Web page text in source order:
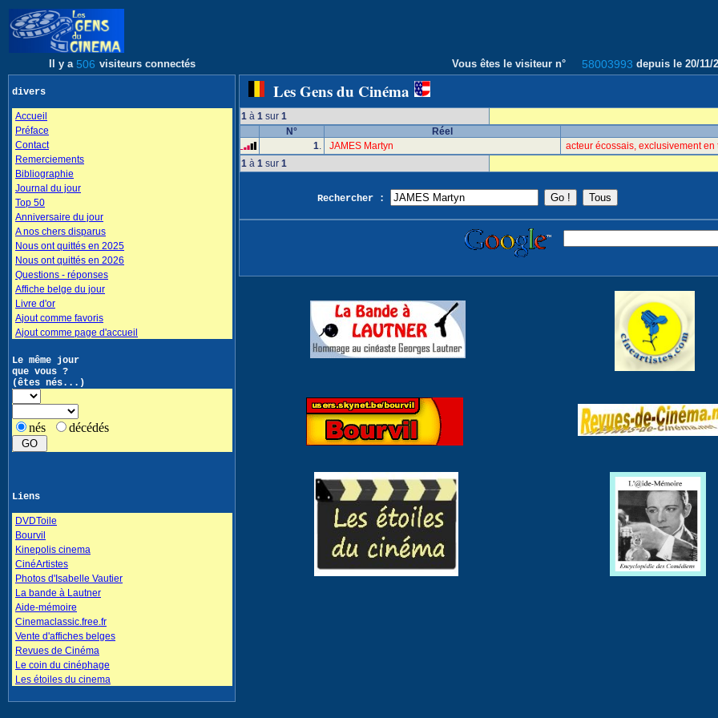
Il y a 506 visiteurs connectés Vous êtes le visiteur n° 58003993 depuis le 20/11/
divers
Accueil
Préface
Contact
Remerciements
Bibliographie
Journal du jour
Top 50
Anniversaire du jour
A nos chers disparus
Nous ont quittés en 2025
Nous ont quittés en 2026
Questions - réponses
Affiche belge du jour
Livre d'or
Ajout comme favoris
Ajout comme page d'accueil
Le même jour
que vous ?
(êtes nés...)
nés décédés
Liens
DVDToile
Bourvil
Kinepolis cinema
CinéArtistes
Photos d'Isabelle Vautier
La bande à Lautner
Aide-mémoire
Cinemaclassic.free.fr
Vente d'affiches belges
Revues de Cinéma
Le coin du cinéphage
Les étoiles du cinema
Les Gens du Cinéma
1 à 1 sur 1
N°
Réel
1. JAMES Martyn
acteur écossais, exclusivement
1 à 1 sur 1
Rechercher :